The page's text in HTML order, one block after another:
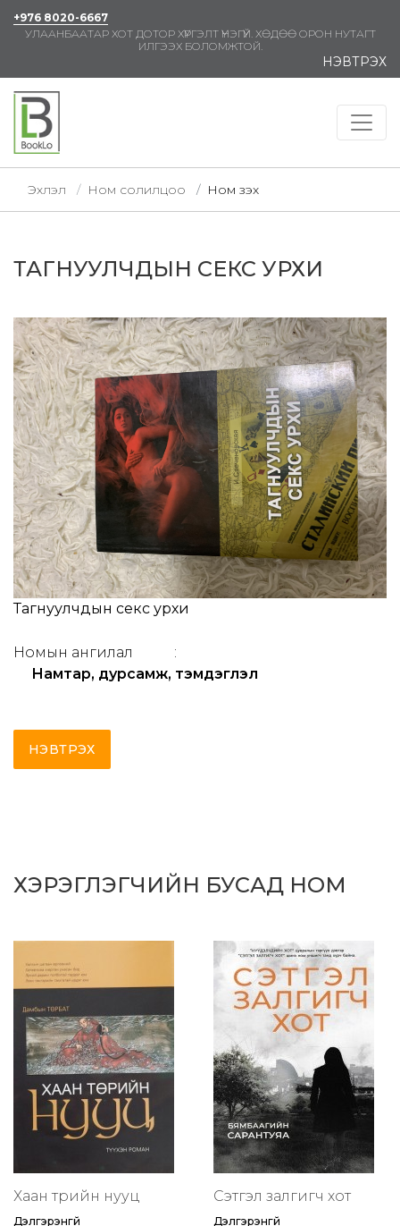
+976 8020-6667
УЛААНБААТАР ХОТ ДОТОР ХҮРГЭЛТ ҮНЭГҮЙ. ХӨДӨӨ ОРОН НУТАГТ
ИЛГЭЭХ БОЛОМЖТОЙ.
НЭВТРЭХ
Эхлэл Ном солилцоо Ном үзэх
ТАГНУУЛЧДЫН СЕКС УРХИ
Тагнуулчдын секс урхи
Номын ангилал
:
Намтар, дурсамж, тэмдэглэл
НЭВТРЭХ
ХЭРЭГЛЭГЧИЙН БУСАД НОМ
Хаан төрийн нууц
Дэлгэрэнгүй
Сэтгэл залгигч хот
Дэлгэрэнгүй